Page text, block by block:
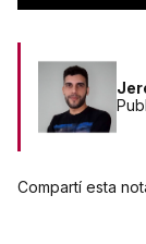
Compartí esta